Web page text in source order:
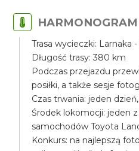
Trasa wycieczki: Larnaka
Długość trasy: 380 km
Podczas przejazdu
posiłki, a także sesje
Czas trwania: jeden
Środek lokomocji: jeden
samochodów Toyota
Konkurs: na najlepszą